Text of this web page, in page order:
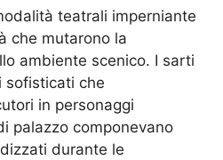
teatrali imperniante
che mutarono la
ambiente scenico. I sarti
sofisticati che
in personaggi
palazzo componevano
durante le